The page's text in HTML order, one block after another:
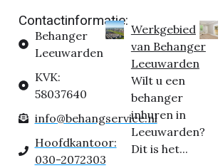
Contactinformatie:
Behanger
Leeuwarden
KVK:
58037640
info@behangservice.nl
Hoofdkantoor:
030-2072303
Werkgebied
van Behanger
Leeuwarden
Wilt u een
behanger
inhuren in
Leeuwarden?
Dit is het...